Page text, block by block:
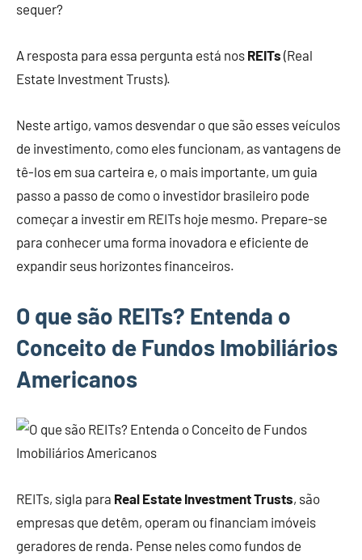
sequer?
A resposta para essa pergunta está nos REITs (Real
Estate Investment Trusts).
Neste artigo, vamos desvendar o que são esses veículos
de investimento, como eles funcionam, as vantagens de
tê-los em sua carteira e, o mais importante, um guia
passo a passo de como o investidor brasileiro pode
começar a investir em REITs hoje mesmo. Prepare-se
para conhecer uma forma inovadora e eficiente de
expandir seus horizontes financeiros.
O que são REITs? Entenda o
Conceito de Fundos Imobiliários
Americanos
REITs, sigla para Real Estate Investment Trusts, são
empresas que detêm, operam ou financiam imóveis
geradores de renda. Pense neles como fundos de